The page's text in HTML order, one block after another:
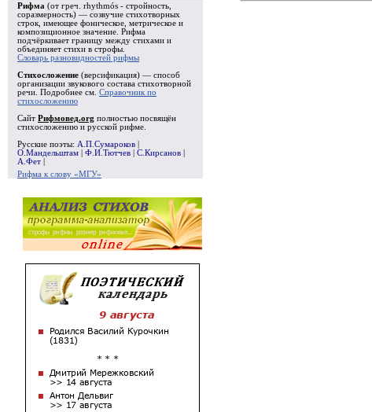
Рифма (от греч. rhythmós - стройность,
соразмерность) — созвучие стихотворных
строк, имеющее фоническое, метрическое и
композиционное значение. Рифма
подчёркивает границу между стихами и
объединяет стихи в строфы
Словарь разновидностей рифмы
Стихосложение (версификация) — способ
организации звукового состава стихотворной
речи. Подробнее см. Справочник по
стихосложению
Сайт Рифмовед.org полностью посвящён
стихосложению и русской рифме.
Русские поэты: А.П.Сумароков
О.Мандельштам
Ф.И.Тютчев С.Кирсанов
А.Фет
Рифма к слову «МГУ»